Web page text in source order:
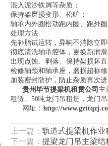
混入泥沙铁屑等杂质；
保持架磨损变形、松旷；
轴承内外圈松动跑内圈、跑外圈
处理方法
先补脂试运转，异响不消除立即
彻底清洗轴承腔体，更换新润滑
出现点蚀、剥落、保持架损坏直
检修轴颈和轴承座，磨损超标修
加装密封防护，防止杂质再次进
贵州毕节提梁机租赁公司 主
租赁、50吨龙门吊租赁，龙门
网址： http://
上一篇： 轨道式提梁机作业
下一篇： 提梁龙门吊主梁